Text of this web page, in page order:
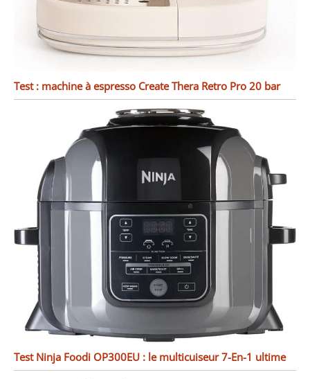
Test : machine à espresso Create Thera Retro Pro 20 bar
Test Ninja Foodi OP300EU : le multicuiseur 7-En-1 ultime